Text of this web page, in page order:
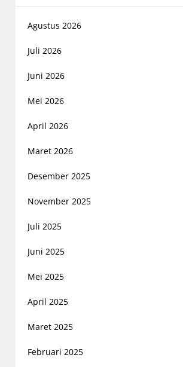
Agustus 2026
Juli 2026
Juni 2026
Mei 2026
April 2026
Maret 2026
Desember 2025
November 2025
Juli 2025
Juni 2025
Mei 2025
April 2025
Maret 2025
Februari 2025